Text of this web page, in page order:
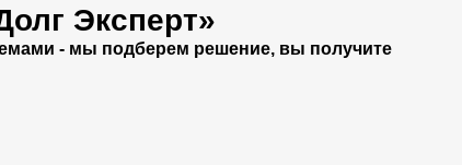
Эксперт»
- мы подберем решение, вы получите